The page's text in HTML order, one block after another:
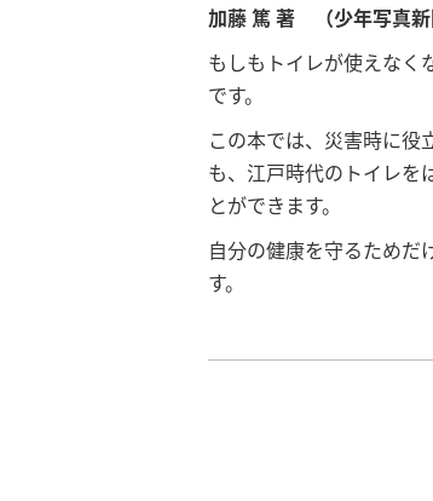
加藤 篤 著 （少年写真新
もしもトイレが使えな
です。
この本では、災害時に役
も、江戸時代のトイレを
とができます。
自分の健康を守るためだ
す。